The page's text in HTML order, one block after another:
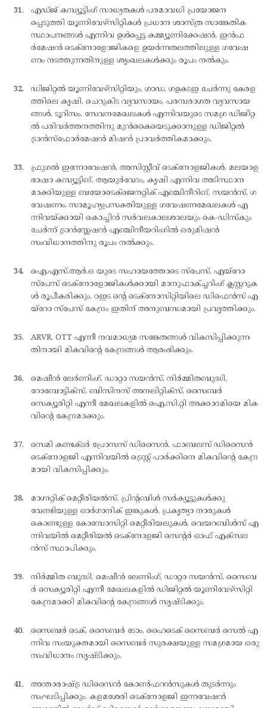
എഡ്ജ് കമ്പ്യൂട്ടിംഗ് സാധ്യതകള്‍ പരമാവധി പ്രയോജന
പ്പെടുത്തി യൂണിവേഴ്സിറ്റികള്‍ പ്രധാന ശാസ്ത്ര സാങ്കേതിക
സ്ഥാപനങ്ങള്‍ എന്നിവ ഉള്‍പ്പെട്ട കമ്മ്യൂണിക്കേഷന്‍, ഇന്‍ഫ
ര്‍മേഷന്‍ ടെക്നോളോജികളെ ഉയര്‍ന്നതലത്തിലുള്ള ഗവേഷ
ണം നടത്തുന്നതിനുള്ള ശൃംഖലകള്‍ക്കും രൂപം നല്‍കും.
ഡിജിറ്റല്‍ യൂണിവേഴ്സിറ്റിയും, ഗഠഡ, ഗഉകടഇ ചേര്‍ന്നു കേരള
ത്തിലെ കൃഷി, ചെറുകിട വ്യവസായം, പരമ്പരാഗത വ്യവസായ
ങ്ങള്‍, ടൂറിസം, സേവനമേഖലകള്‍ എന്നിവയുടെ സമഗ്ര ഡിജിറ്റ
ല്‍ പരിവര്‍ത്തനത്തിനു മുന്‍കൈയെടുക്കാനുള്ള ഡിജിറ്റല്‍
ട്രാന്‍സ്ഫോര്‍മേഷന്‍ മിഷന്‍ പ്രാവര്‍ത്തികമാക്കും.
ഫ്രുഗല്‍ ഇന്നോവേഷന്‍, അസിസ്റ്റീവ് ടെക്നോളജികള്‍, മലയാള
ഭാഷാ കമ്പ്യൂട്ടിങ്, ആയുര്‍വേദം, കൃഷി എന്നിവ അടിസ്ഥാന
മാക്കിയുള്ള ബയോടെക്ജെനറ്റിക് എഞ്ചിനീറിങ്, സയന്‍സ്, ഗ
വേഷണം, സാമൂഹ്യപ്രസക്തിയുള്ള ഗവേഷണമേഖലകള്‍ എ
ന്നിവയ്ക്കായി കൊച്ചിന്‍ സര്‍വലകാലശാലയും കെ-ഡിസ്കും
ചേര്‍ന്ന് ട്രാന്‍സ്ലേഷന്‍ എഞ്ചിനീയറിംഗില്‍ ഒരുമിഷന്‍
സംവിധാനത്തിനു രൂപം നല്‍ക്കും.
ഐ.എസ്.ആര്‍.ഒ യുടെ സഹായത്തോടെ സ്പേസ്, എയ്റോ
സ്പേസ് ടെക്നോളോജികള്‍ക്കായി മാനുഫാക്ച്ചറിംഗ് ക്ലസ്റ്ററുക
ള്‍ രൂപീകരിക്കും. ഠഇട ന്റെ ടെക്നോസിറ്റിയിലെ ഡിഫെന്‍സ് എ
യ്റോ സ്പേസ് കേന്ദ്രം ഇതിന് അനുബന്ധമായി പ്രവൃത്തിക്കും.
ARVR, OTT എന്നീ നവമാധ്യമ സങ്കേതങ്ങള്‍ വികസിപ്പിക്കുന്ന
തിനായി മികവിന്റെ കേന്ദ്രങ്ങള്‍ ആരംഭിക്കും.
മെഷീന്‍ ലേര്‍ണിംഗ്, ഡാറ്റാ സയന്‍സ്, നിര്‍മ്മിതബുദ്ധി,
റോബോട്ടിക്സ്, ബിസിനസ് അനലിറ്റിക്സ്, സൈബര്‍
സെക്യൂരിറ്റി എന്നീ മേഖലകളില്‍ ഐ.സി.റ്റി അക്കാദമിയെ മിക
വിന്റെ കേന്ദ്രമാക്കും.
സെമി കണ്ടക്ടര്‍ പ്രോസസ് ഡിസൈന്‍, ഫാബലസ് ഡിസൈന്‍
ടെക്നോളജി എന്നിവയില്‍ ട്രെസ്റ്റ് പാര്‍ക്കിനെ മികവിന്റെ കേന്ദ്ര
മായി വികസിപ്പിക്കും.
മാഗ്നറ്റിക് മെറ്റീരിയല്‍സ്, പ്രിന്റബിള്‍ സര്‍ക്യൂട്ടുകള്‍ക്കു
വേണ്ടിയുള്ള ഓര്‍ഗാനിക് ഇങ്കുകള്‍, പ്രകൃത്യാ നാരുകള്‍
കൊണ്ടുള്ള കോമ്പോസിറ്റി മെറ്റീരിയലുകള്‍, വെയറബിള്‍സ് എ
ന്നിവയില്‍ മെറ്റീരിയല്‍ ടെക്നോളജി സെന്റര്‍ ഓഫ് എക്സല
ന്‍സ് സ്ഥാപിക്കും.
നിര്‍മ്മിത ബുദ്ധി, മെഷീന്‍ ലേണിംഗ്, ഡാറ്റാ സയന്‍സ്, സൈബ
ര്‍ സെക്യൂരിറ്റി എന്നീ മേഖലകളില്‍ ഡിജിറ്റല്‍ യൂണിവേഴ്സിറ്റി
കേന്ദ്രമാക്കി മികവിന്റെ കേന്ദ്രങ്ങള്‍ സൃഷ്ടിക്കും.
സൈബര്‍ ടെക്, സൈബര്‍ ടോം, ഹൈടെക് സൈബര്‍ സെല്‍ എ
ന്നിവ സംയുക്തമായി സൈബര്‍ സുരക്ഷയുള്ള സമഗ്രമായ ഒരു
സംവിധാനം സൃഷ്ടിക്കും.
അന്താരാഷ്ട്ര ഡിസൈന്‍ കോണ്‍ഫറന്‍സുകള്‍ തുടര്‍ന്നും
സംഘടിപ്പിക്കും. കളമശേരി ടെക്നോളജി ഇന്നവേഷന്‍